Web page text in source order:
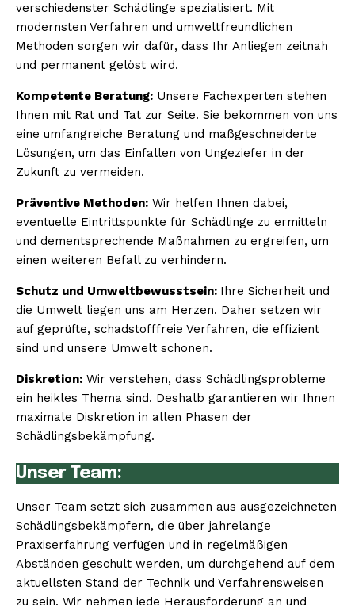
verschiedenster Schädlinge spezialisiert. Mit
modernsten Verfahren und umweltfreundlichen
Methoden sorgen wir dafür, dass Ihr Anliegen zeitnah
und permanent gelöst wird.
Kompetente Beratung: Unsere Fachexperten stehen
Ihnen mit Rat und Tat zur Seite. Sie bekommen von uns
eine umfangreiche Beratung und maßgeschneiderte
Lösungen, um das Einfallen von Ungeziefer in der
Zukunft zu vermeiden.
Präventive Methoden: Wir helfen Ihnen dabei,
eventuelle Eintrittspunkte für Schädlinge zu ermitteln
und dementsprechende Maßnahmen zu ergreifen, um
einen weiteren Befall zu verhindern.
Schutz und Umweltbewusstsein: Ihre Sicherheit und
die Umwelt liegen uns am Herzen. Daher setzen wir
auf geprüfte, schadstofffreie Verfahren, die effizient
sind und unsere Umwelt schonen.
Diskretion: Wir verstehen, dass Schädlingsprobleme
ein heikles Thema sind. Deshalb garantieren wir Ihnen
maximale Diskretion in allen Phasen der
Schädlingsbekämpfung.
Unser Team:
Unser Team setzt sich zusammen aus ausgezeichneten
Schädlingsbekämpfern, die über jahrelange
Praxiserfahrung verfügen und in regelmäßigen
Abständen geschult werden, um durchgehend auf dem
aktuellsten Stand der Technik und Verfahrensweisen
zu sein. Wir nehmen jede Herausforderung an und